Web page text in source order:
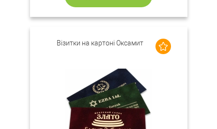
Візитки на картоні Оксамит